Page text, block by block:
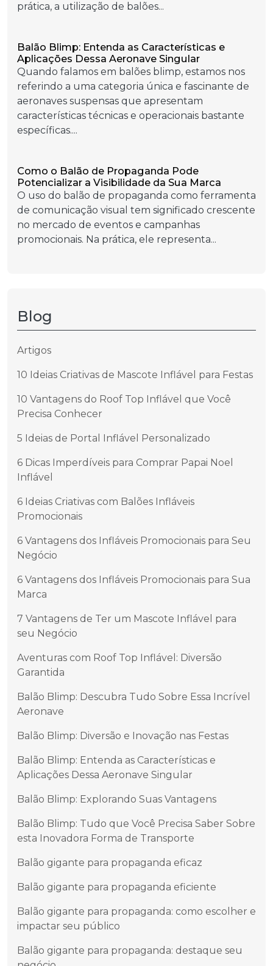
prática, a utilização de balões...
Balão Blimp: Entenda as Características e
Aplicações Dessa Aeronave Singular
Quando falamos em balões blimp, estamos nos
referindo a uma categoria única e fascinante de
aeronaves suspensas que apresentam
características técnicas e operacionais bastante
específicas....
Como o Balão de Propaganda Pode
Potencializar a Visibilidade da Sua Marca
O uso do balão de propaganda como ferramenta
de comunicação visual tem significado crescente
no mercado de eventos e campanhas
promocionais. Na prática, ele representa...
Blog
Artigos
10 Ideias Criativas de Mascote Inflável para Festas
10 Vantagens do Roof Top Inflável que Você
Precisa Conhecer
5 Ideias de Portal Inflável Personalizado
6 Dicas Imperdíveis para Comprar Papai Noel
Inflável
6 Ideias Criativas com Balões Infláveis
Promocionais
6 Vantagens dos Infláveis Promocionais para Seu
Negócio
6 Vantagens dos Infláveis Promocionais para Sua
Marca
7 Vantagens de Ter um Mascote Inflável para
seu Negócio
Aventuras com Roof Top Inflável: Diversão
Garantida
Balão Blimp: Descubra Tudo Sobre Essa Incrível
Aeronave
Balão Blimp: Diversão e Inovação nas Festas
Balão Blimp: Entenda as Características e
Aplicações Dessa Aeronave Singular
Balão Blimp: Explorando Suas Vantagens
Balão Blimp: Tudo que Você Precisa Saber Sobre
esta Inovadora Forma de Transporte
Balão gigante para propaganda eficaz
Balão gigante para propaganda eficiente
Balão gigante para propaganda: como escolher e
impactar seu público
Balão gigante para propaganda: destaque seu